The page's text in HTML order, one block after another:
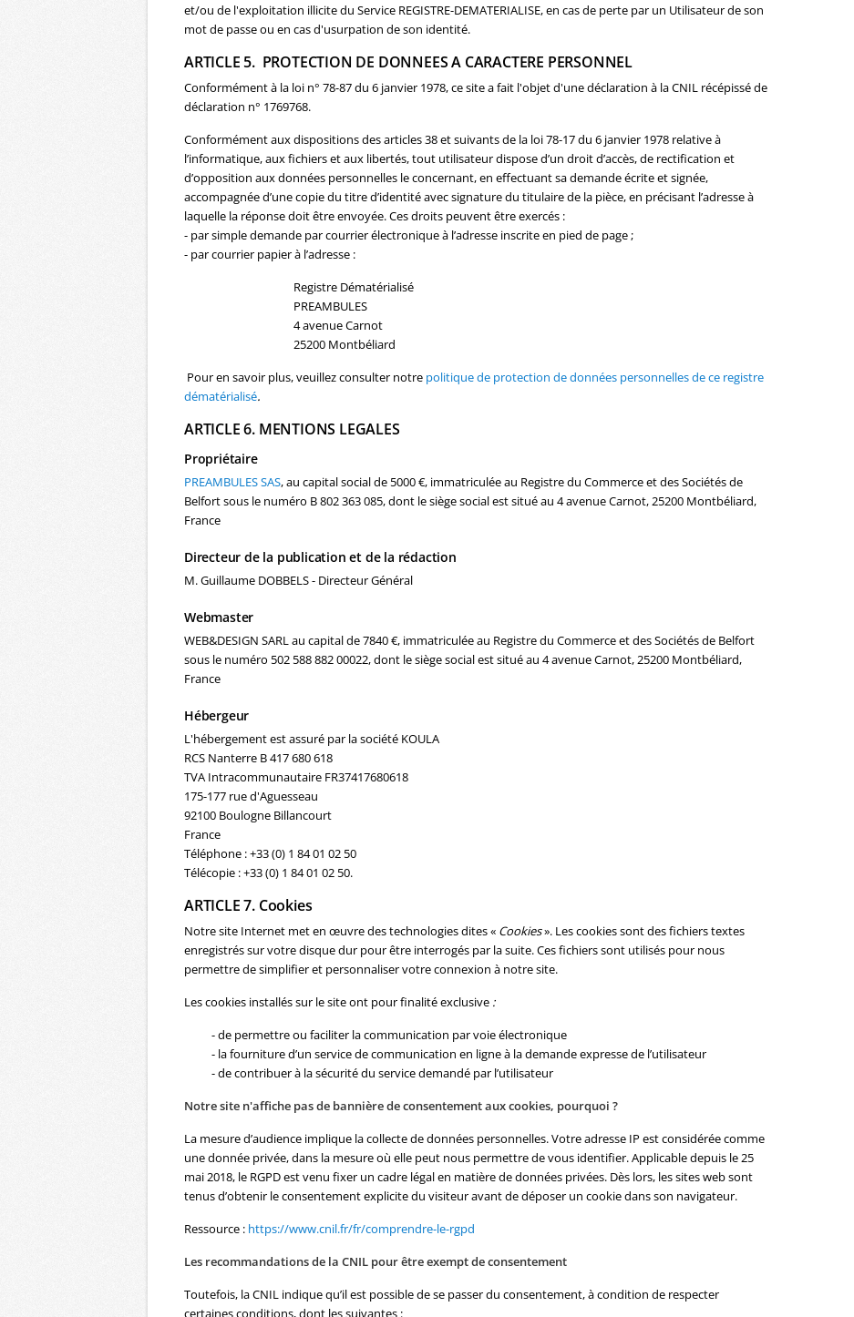
et/ou de l'exploitation illicite du Service REGISTRE-DEMATERIALISE, en cas de perte par un Utilisateur de son
mot de passe ou en cas d'usurpation de son identité.
ARTICLE 5. PROTECTION DE DONNEES A CARACTERE PERSONNEL
Conformément à la loi n° 78-87 du 6 janvier 1978, ce site a fait l'objet d'une déclaration à la CNIL récépissé de
déclaration n° 1769768.
Conformément aux dispositions des articles 38 et suivants de la loi 78-17 du 6 janvier 1978 relative à
l’informatique, aux fichiers et aux libertés, tout utilisateur dispose d’un droit d’accès, de rectification et
d’opposition aux données personnelles le concernant, en effectuant sa demande écrite et signée,
accompagnée d’une copie du titre d’identité avec signature du titulaire de la pièce, en précisant l’adresse à
laquelle la réponse doit être envoyée. Ces droits peuvent être exercés :
- par simple demande par courrier électronique à l’adresse inscrite en pied de page ;
- par courrier papier à l’adresse :
Registre Dématérialisé
PREAMBULES
4 avenue Carnot
25200 Montbéliard
Pour en savoir plus, veuillez consulter notre politique de protection de données personnelles de ce registre
dématérialisé.
ARTICLE 6. MENTIONS LEGALES
Propriétaire
PREAMBULES SAS, au capital social de 5000 €, immatriculée au Registre du Commerce et des Sociétés de
Belfort sous le numéro B 802 363 085, dont le siège social est situé au 4 avenue Carnot, 25200 Montbéliard,
France
Directeur de la publication et de la rédaction
M. Guillaume DOBBELS - Directeur Général
Webmaster
WEB&DESIGN SARL au capital de 7840 €, immatriculée au Registre du Commerce et des Sociétés de Belfort
sous le numéro 502 588 882 00022, dont le siège social est situé au 4 avenue Carnot, 25200 Montbéliard,
France
Hébergeur
L'hébergement est assuré par la société KOULA
RCS Nanterre B 417 680 618
TVA Intracommunautaire FR37417680618
175-177 rue d'Aguesseau
92100 Boulogne Billancourt
France
Téléphone : +33 (0) 1 84 01 02 50
Télécopie : +33 (0) 1 84 01 02 50.
ARTICLE 7. Cookies
Notre site Internet met en œuvre des technologies dites « Cookies». Les cookies sont des fichiers textes
enregistrés sur votre disque dur pour être interrogés par la suite. Ces fichiers sont utilisés pour nous
permettre de simplifier et personnaliser votre connexion à notre site.
Les cookies installés sur le site ont pour finalité exclusive :
- de permettre ou faciliter la communication par voie électronique
- la fourniture d’un service de communication en ligne à la demande expresse de l’utilisateur
- de contribuer à la sécurité du service demandé par l’utilisateur
Notre site n'affiche pas de bannière de consentement aux cookies, pourquoi ?
La mesure d’audience implique la collecte de données personnelles. Votre adresse IP est considérée comme
une donnée privée, dans la mesure où elle peut nous permettre de vous identifier. Applicable depuis le 25
mai 2018, le RGPD est venu fixer un cadre légal en matière de données privées. Dès lors, les sites web sont
tenus d’obtenir le consentement explicite du visiteur avant de déposer un cookie dans son navigateur.
Ressource : https://www.cnil.fr/fr/comprendre-le-rgpd
Les recommandations de la CNIL pour être exempt de consentement
Toutefois, la CNIL indique qu’il est possible de se passer du consentement, à condition de respecter
certaines conditions, dont les suivantes :